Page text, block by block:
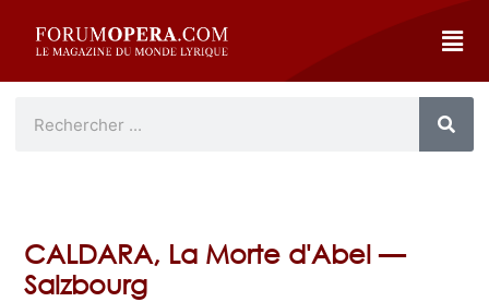
CALDARA, La Morte d'Abel —
Salzbourg